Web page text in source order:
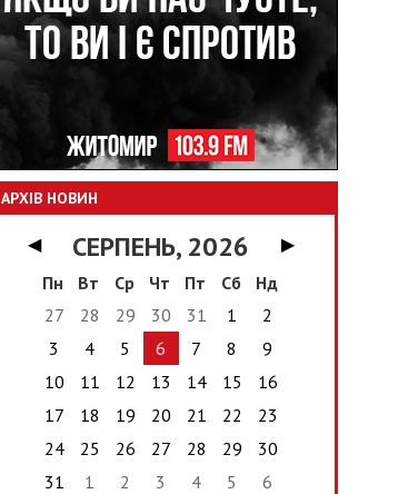
АРХІВ НОВИН
◀ СЕРПЕНЬ, 2026
▶
Пн
Вт Ср Чт Пт Сб
Нд
27
28 29 30 31 1
2
3
4 5 6 7 8
9
10
11 12 13 14 15
16
17
18 19 20 21 22
23
24
25 26 27 28 29
30
31
1 2 3 4 5 6